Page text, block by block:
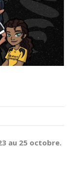
au 25 octobre.